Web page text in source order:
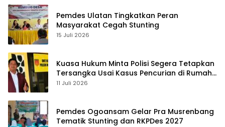
Pemdes Ulatan Tingkatkan Peran
Masyarakat Cegah Stunting
15 Juli 2026
Kuasa Hukum Minta Polisi Segera Tetapkan
Tersangka Usai Kasus Pencurian di Rumah
Anggota Dewan Bantul di Sigi Naik
11 Juli 2026
Pemdes Ogoansam Gelar Pra Musrenbang
Tematik Stunting dan RKPDes 2027